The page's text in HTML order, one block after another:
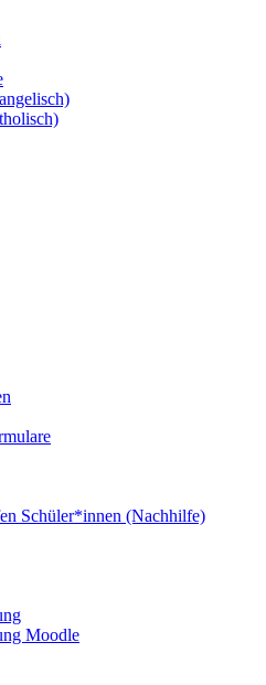
Schüler*innen (Nachhilfe)
Moodle